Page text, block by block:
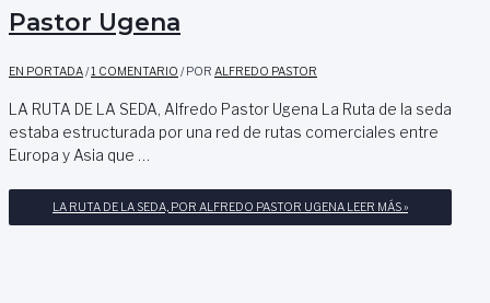
Pastor Ugena
EN PORTADA/1 COMENTARIO / POR ALFREDO PASTOR
LA RUTA DE LA SEDA, Alfredo Pastor Ugena La Ruta de la seda
estaba estructurada por una red de rutas comerciales entre
Europa y Asia que …
LA RUTA DE LA SEDA, POR ALFREDO PASTOR UGENA LEER MÁS »